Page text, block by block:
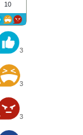
10
3
3
3